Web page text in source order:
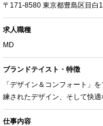
〒171-8580 東京都豊島区目白
求人職種
MD
ブランドテイスト・特徴
「デザイン＆コンフォート」
練されたデザイン、そして快
仕事内容